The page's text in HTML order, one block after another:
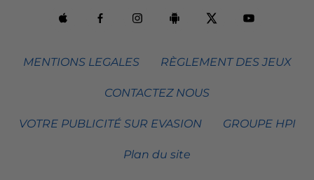
MENTIONS LEGALES RÈGLEMENT DES JEUX
CONTACTEZ NOUS
VOTRE PUBLICITÉ SUR EVASION GROUPE HPI
Plan du site